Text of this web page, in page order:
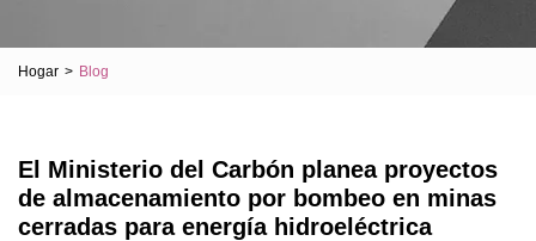
Hogar > Blog
El Ministerio del Carbón planea proyectos
de almacenamiento por bombeo en minas
cerradas para energía hidroeléctrica